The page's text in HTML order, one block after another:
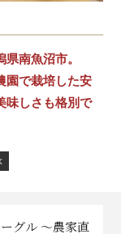
南魚沼市。
園で栽培した安
味しさも格別で
グル ～農家直